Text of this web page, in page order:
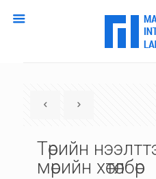
Төрийн
мөрийн хөтөлбөр